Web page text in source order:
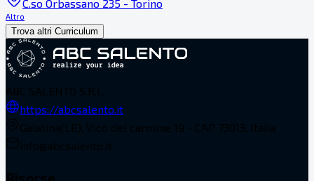
C.so Orbassano 235 - Torino
Altro
Trova altri Curriculum
https://abcsalento.it